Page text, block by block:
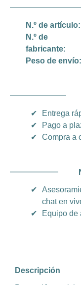
N.º de artículo:
N.º de
fabricante:
Peso de envío:
✔
Entrega
✔
Pago a
✔
Compra a
✔
chat en
✔
Equipo de
Descripción